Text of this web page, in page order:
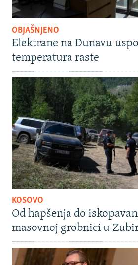
OBJAŠNJENO
Elektrane na Dunavu
temperatura raste
KOSOVO
Od hapšenja do
masovnoj grobnici u